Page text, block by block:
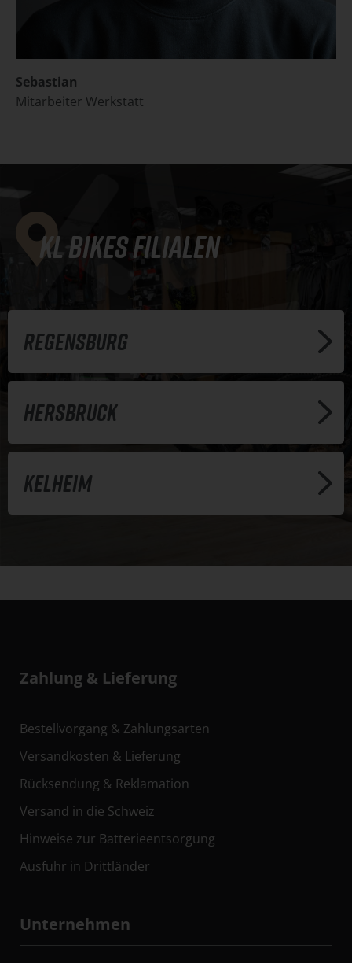
Sebastian
Mitarbeiter Werkstatt
KL Bikes Filialen
Regensburg
Hersbruck
Kelheim
Zahlung & Lieferung
Bestellvorgang & Zahlungsarten
Versandkosten & Lieferung
Rücksendung & Reklamation
Versand in die Schweiz
Hinweise zur Batterieentsorgung
Ausfuhr in Drittländer
Unternehmen